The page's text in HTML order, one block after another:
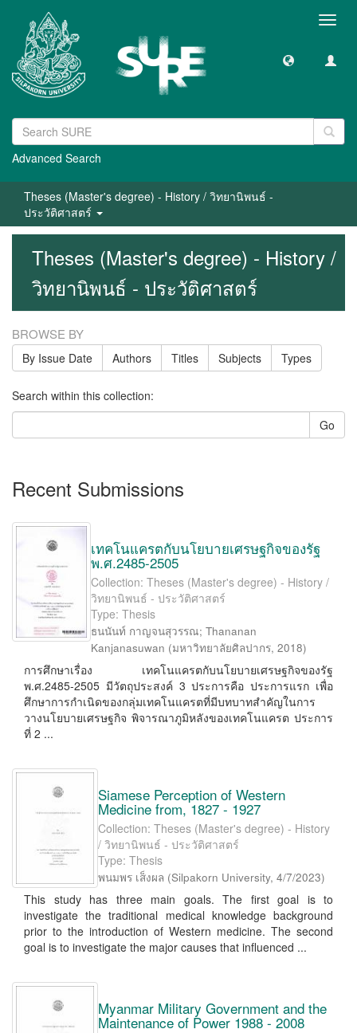
Advanced Search
Theses (Master's degree) - History / วิทยานิพนธ์ -
ประวัติศาสตร์
Theses (Master's degree) - History /
วิทยานิพนธ์ - ประวัติศาสตร์
BROWSE BY
By Issue Date Authors Titles Subjects Types
Search within this collection:
Go
Recent Submissions
เทคโนแครตกับนโยบายเศรษฐกิจของรัฐ
พ.ศ.2485-2505
Collection: Theses (Master's degree) - History /
วิทยานิพนธ์ - ประวัติศาสตร์
Type: Thesis
ธนนันท์ กาญจนสุวรรณ; Thananan
Kanjanasuwan (มหาวิทยาลัยศิลปากร, 2018)
การศึกษาเรื่อง เทคโนแครตกับนโยบายเศรษฐกิจของรัฐ
พ.ศ.2485-2505 มีวัตถุประสงค์ 3 ประการคือ ประการแรก เพื่อ
ศึกษาการกำเนิดของกลุ่มเทคโนแครตที่มีบทบาทสำคัญในการ
วางนโยบายเศรษฐกิจ พิจารณาภูมิหลังของเทคโนแครต ประการ
ที่ 2 ...
Siamese Perception of Western
Medicine from, 1827 - 1927
Collection: Theses (Master's degree) - History
/ วิทยานิพนธ์ - ประวัติศาสตร์
Type: Thesis
พนมพร เส็งผล (Silpakorn University, 4/7/2023)
This study has three main goals. The first goal is to
investigate the traditional medical knowledge background
prior to the introduction of Western medicine. The second
goal is to investigate the major causes that influenced ...
Myanmar Military Government and the
Maintenance of Power 1988 - 2008